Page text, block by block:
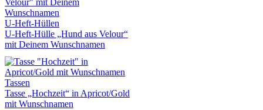
U-Heft-Hüllen
U-Heft-Hülle „Hund aus Velour“
mit Deinem Wunschnamen
Tassen
Tasse „Hochzeit“ in Apricot/Gold
mit Wunschnamen